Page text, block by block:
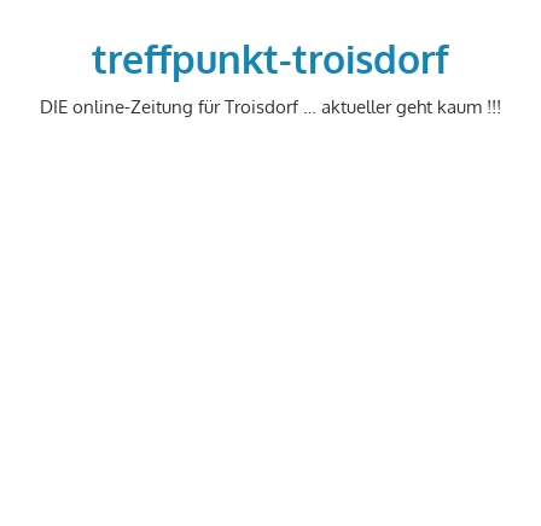
treffpunkt-troisdorf
DIE online-Zeitung für Troisdorf … aktueller geht kaum !!!